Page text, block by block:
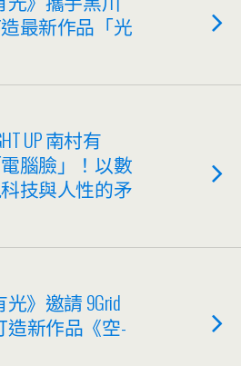
最新作品「光
UP 南村有
腦臉」！以數
技與人性的矛
光》邀請 9Grid
造新作品《空-